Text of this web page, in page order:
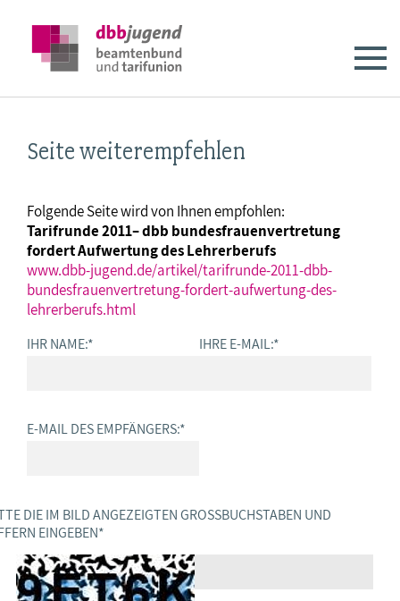
Seite weiterempfehlen
Folgende Seite wird von Ihnen empfohlen:
Tarifrunde 2011– dbb bundesfrauenvertretung
fordert Aufwertung des Lehrerberufs
www.dbb-jugend.de/artikel/tarifrunde-2011-dbb-
bundesfrauenvertretung-fordert-aufwertung-des-
lehrerberufs.html
IHR NAME:* IHRE E-MAIL:*
E-MAIL DES EMPFÄNGERS:*
DIE IM BILD ANGEZEIGTEN GROSSBUCHSTABEN UND Z
EINGEBEN *